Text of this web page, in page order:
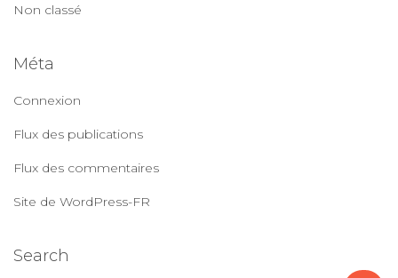
Non classé
Méta
Connexion
Flux des publications
Flux des commentaires
Site de WordPress-FR
Search